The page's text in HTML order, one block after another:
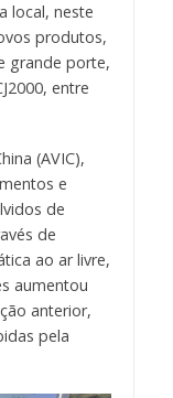
local, neste
produtos,
grande porte,
entre
(AVIC),
e
de
de
ao ar livre,
aumentou
anterior,
pela